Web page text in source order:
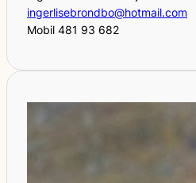
ingerlisebrondbo@hotmail.com
Mobil 481 93 682